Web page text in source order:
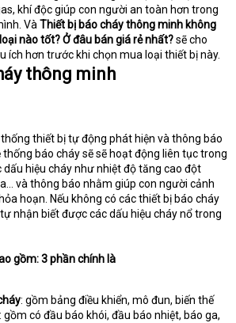
khí độc giúp con người an toàn hơn trong
VàThiết bị báo cháy thông minh không
nào tốt? Ở đâu bán giá rẻ nhất?sẽ cho
ích hơn trước khi chọn mua loại thiết bị này.
thông minh
thiết bị tự động phát hiện và thông báo
thống báo cháy sẽ sẽ hoạt động liên tục trong
dấu hiệu cháy như nhiệt độ tăng cao đột
và thông báo nhằm giúp con người cảnh
hoạn. Nếu không có các thiết bị báo cháy
nhận biết được các dấu hiệu cháy nổ trong
gồm: 3 phần chính là
: gồm bảng điều khiển, mô đun, biến thế
: gồm có đầu báo khói, đầu báo nhiệt, báo ga,